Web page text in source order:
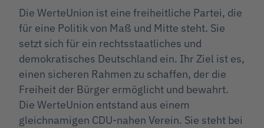
Die WerteUnion ist eine freiheitliche Partei, die
für eine Politik von Maß und Mitte steht. Sie
setzt sich für ein rechtsstaatliches und
demokratisches Deutschland ein. Ihr Ziel ist es,
einen sicheren Rahmen zu schaffen, der die
Freiheit der Bürger ermöglicht und bewahrt.
Die WerteUnion entstand aus einem
gleichnamigen CDU-nahen Verein. Sie steht bei